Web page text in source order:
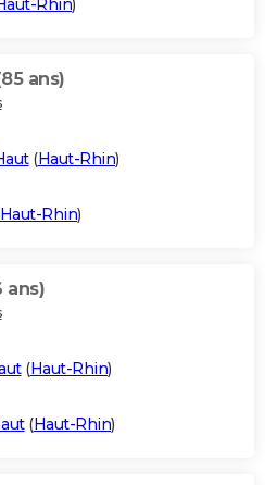
Rhin)
ans)
(Haut-Rhin)
Haut-Rhin)
ans)
(Haut-Rhin)
(Haut-Rhin)